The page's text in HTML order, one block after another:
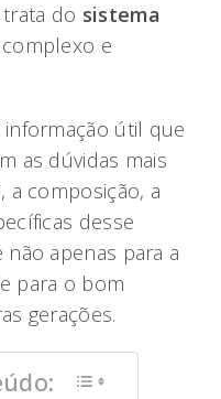
do sistema
e
útil que
as dúvidas mais
composição, a
desse
apenas para a
para o bom
gerações.